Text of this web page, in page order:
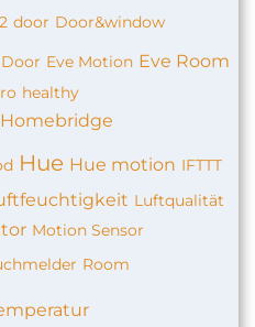
door Door&window
Eve Motion Eve Room
healthy
Homebridge
Hue Hue motion IFTTT
Luftqualität
Motion Sensor
Room